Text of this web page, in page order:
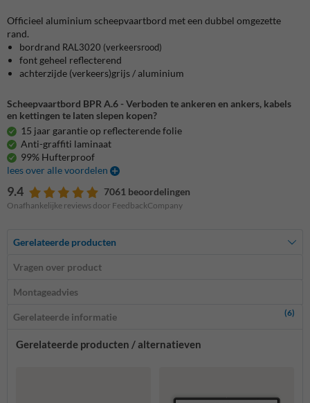
Officieel aluminium scheepvaartbord met een dubbel omgezette
rand.
bordrand RAL3020 (verkeersrood)
font geheel reflecterend
achterzijde (verkeers)grijs / aluminium
Scheepvaartbord BPR A.6 - Verboden te ankeren en ankers, kabels
en kettingen te laten slepen kopen?
15 jaar garantie op reflecterende folie
Anti-graffiti laminaat
99% Hufterproof
lees over alle voordelen
9.4 7061 beoordelingen
Onafhankelijke reviews door FeedbackCompany
Gerelateerde producten
Vragen over product
Montageadvies
Gerelateerde informatie (6)
Gerelateerde producten / alternatieven